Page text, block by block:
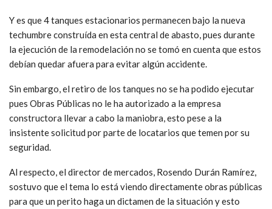
Y es que 4 tanques estacionarios permanecen bajo la nueva
techumbre construída en esta central de abasto, pues durante
la ejecución de la remodelación no se tomó en cuenta que estos
debían quedar afuera para evitar algún accidente.
Sin embargo, el retiro de los tanques no se ha podido ejecutar
pues Obras Públicas no le ha autorizado a la empresa
constructora llevar a cabo la maniobra, esto pese a la
insistente solicitud por parte de locatarios que temen por su
seguridad.
Al respecto, el director de mercados, Rosendo Durán Ramírez,
sostuvo que el tema lo está viendo directamente obras públicas
para que un perito haga un dictamen de la situación y esto